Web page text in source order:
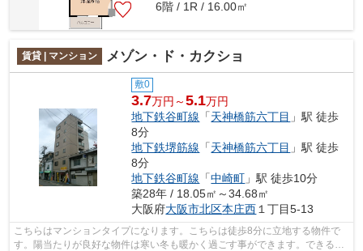
6階 / 1R / 16.00㎡
賃貸 | マンション メゾン・ド・カクショ
敷0
3.7万円～5.1万円
地下鉄谷町線 「天神橋筋六丁目 」駅 徒歩
8分
地下鉄堺筋線 「天神橋筋六丁目 」駅 徒歩
8分
地下鉄谷町線 「中崎町 」駅 徒歩10分
築28年 / 18.05㎡～34.68㎡
大阪府大阪市北区本庄西 １丁目5-13
こちらはマンションタイプになります。こちらは徒歩8分に立地する物件で
す。陽当たりが良好な物件は寒い冬も暖かく過ごす事ができます。できるだ